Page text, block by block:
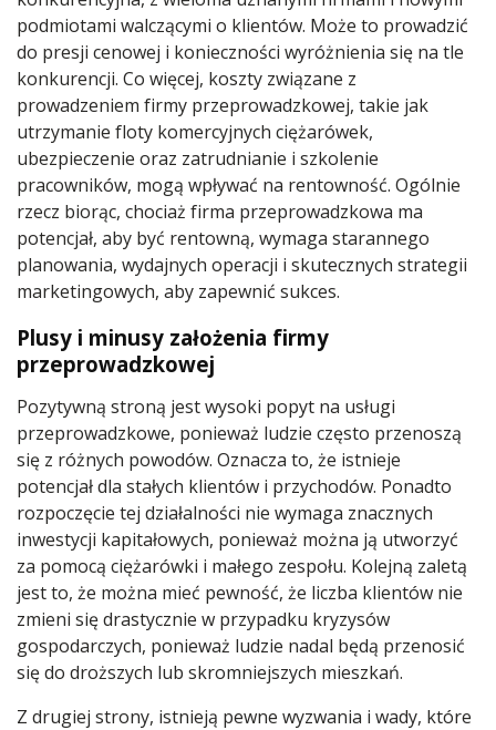
podmiotami walczącymi o klientów. Może to prowadzić
do presji cenowej i konieczności wyróżnienia się na tle
konkurencji. Co więcej, koszty związane z
prowadzeniem firmy przeprowadzkowej, takie jak
utrzymanie floty komercyjnych ciężarówek,
ubezpieczenie oraz zatrudnianie i szkolenie
pracowników, mogą wpływać na rentowność. Ogólnie
rzecz biorąc, chociaż firma przeprowadzkowa ma
potencjał, aby być rentowną, wymaga starannego
planowania, wydajnych operacji i skutecznych strategii
marketingowych, aby zapewnić sukces.
Plusy i minusy założenia firmy
przeprowadzkowej
Pozytywną stroną jest wysoki popyt na usługi
przeprowadzkowe, ponieważ ludzie często przenoszą
się z różnych powodów. Oznacza to, że istnieje
potencjał dla stałych klientów i przychodów. Ponadto
rozpoczęcie tej działalności nie wymaga znacznych
inwestycji kapitałowych, ponieważ można ją utworzyć
za pomocą ciężarówki i małego zespołu. Kolejną zaletą
jest to, że można mieć pewność, że liczba klientów nie
zmieni się drastycznie w przypadku kryzysów
gospodarczych, ponieważ ludzie nadal będą przenosić
się do droższych lub skromniejszych mieszkań.
Z drugiej strony, istnieją pewne wyzwania i wady, które